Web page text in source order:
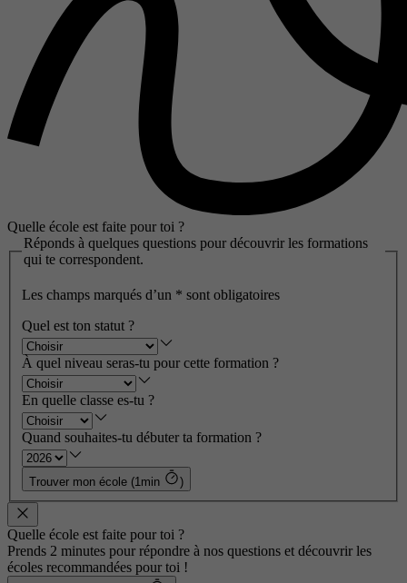
Quelle école est faite pour toi ?
Réponds à quelques questions pour découvrir les formations
qui te correspondent.
Les champs marqués d’un * sont obligatoires
Quel est ton statut ?
À quel niveau seras-tu pour cette formation ?
En quelle classe es-tu ?
Quand souhaites-tu débuter ta formation ?
Trouver mon école (1min )
Quelle école est faite pour toi ?
Prends 2 minutes pour répondre à nos questions et découvrir les
écoles recommandées pour toi !